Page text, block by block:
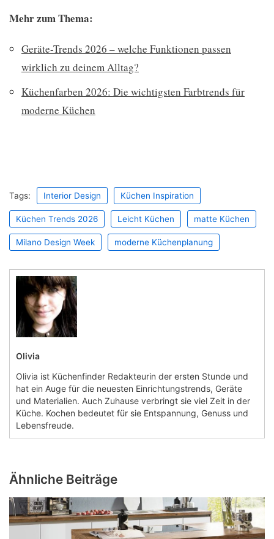
Mehr zum Thema:
Geräte-Trends 2026 – welche Funktionen passen
wirklich zu deinem Alltag?
Küchenfarben 2026: Die wichtigsten Farbtrends für
moderne Küchen
Tags: Interior Design Küchen Inspiration
Küchen Trends 2026 Leicht Küchen matte Küchen
Milano Design Week moderne Küchenplanung
Olivia
Olivia ist Küchenfinder Redakteurin der ersten Stunde und
hat ein Auge für die neuesten Einrichtungstrends, Geräte
und Materialien. Auch Zuhause verbringt sie viel Zeit in der
Küche. Kochen bedeutet für sie Entspannung, Genuss und
Lebensfreude.
Ähnliche Beiträge